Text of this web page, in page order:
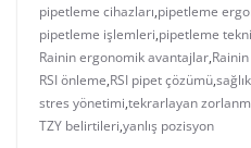
pipetleme cihazları,pipetleme
pipetleme işlemleri,pipetleme
Rainin ergonomik avantajlar,
RSI önleme,RSI pipet çözümü,
stres yönetimi,tekrarlayan
TZY belirtileri,yanlış pozisyon